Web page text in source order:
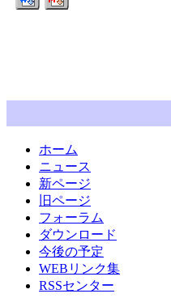
ホーム
ニュース
新ページ
旧ページ
フォーラム
ダウンロード
今後の予定
WEBリンク集
RSSセンター